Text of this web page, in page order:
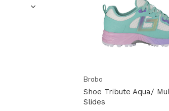
Brabo
Shoe Tribute Aqua/
Slides